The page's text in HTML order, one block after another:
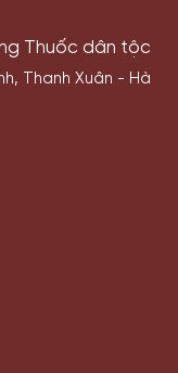
Thuốc dân tộc
Thanh Xuân - Hà